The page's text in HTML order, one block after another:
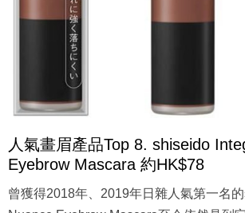
人氣畫眉產品Top 8. shiseido
Eyebrow Mascara 約HK$78
曾獲得2018年、2019年日雜人氣第一名